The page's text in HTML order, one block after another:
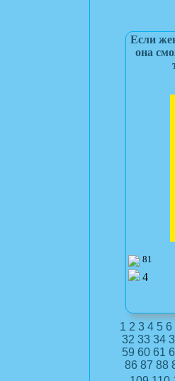
Если
она
81
4
1 2 3 4 5 6
32 33 34
59 60 61
86 87 88